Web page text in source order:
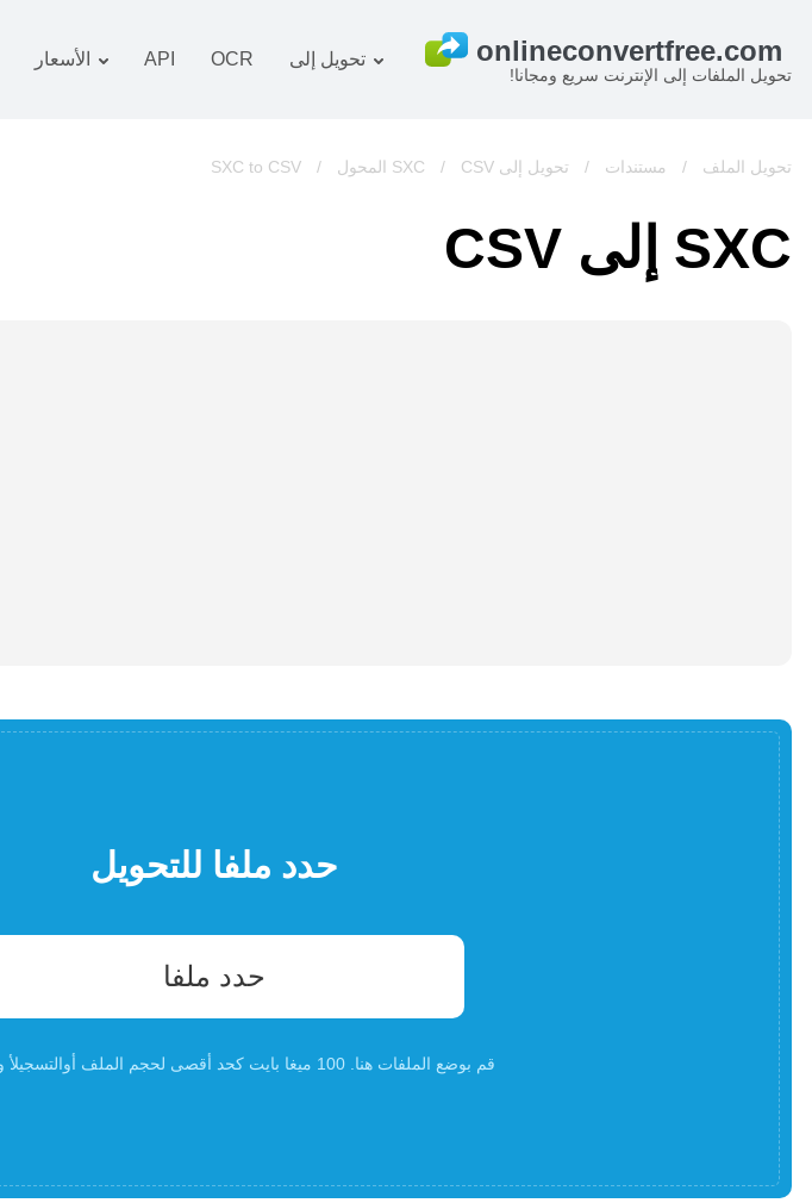
تحويل الملفات إلى الإنترنت سريع ومجانا!
تحويل إلى
صورة المحول
كتب المحول
OCR
API الأسعار
تحويل الملف / مستندات / تحويل إلى SXC / CSV المحول /
SXC to CSV
SXC إلى CSV
حدد ملفا للتحويل
حدد ملفا
قم بوضع الملفات هنا. 100 ميغا بايت كحد أقصى لحجم الملف أوالتسجيلأ و